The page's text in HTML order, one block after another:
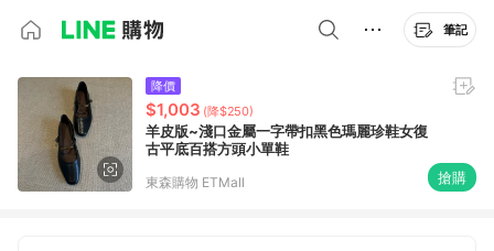
筆記
降價
$1,003 (降$250)
羊皮版~淺口金屬一字帶扣黑色瑪麗珍鞋女復
古平底百搭方頭小單鞋
東森購物 ETMall 搶購